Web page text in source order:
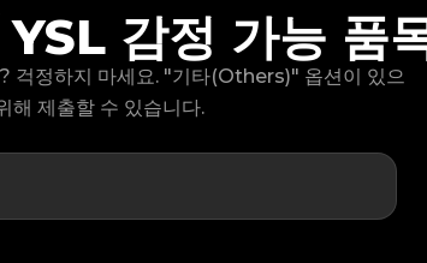
감정 가능 품
걱정하지 마세요. "기타(Others)" 옵션이 있으
해 제출할 수 있습니다.